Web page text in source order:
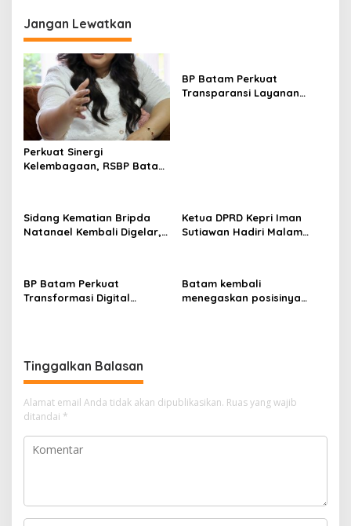
i
g
a
s
i
p
o
s
Jangan Lewatkan
Perkuat Sinergi
Kelembagaan, RSBP Batam
BP Batam Perkuat
Transparansi Layanan
Sidang Kematian Bripda
Natanael Kembali Digelar,
Ketua DPRD Kepri Iman
Sutiawan Hadiri Malam
BP Batam Perkuat
Transformasi Digital
Batam kembali
menegaskan posisinya
Tinggalkan Balasan
Alamat email Anda tidak akan dipublikasikan. Ruas yang wajib
ditandai *